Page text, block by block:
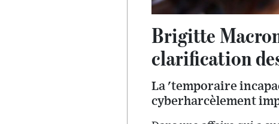
Brigitte
clarification
La 'temporaire
cyberharcèlement